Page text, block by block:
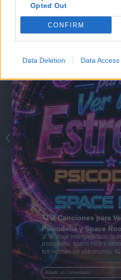
Opted Out
CONFIRM
Data Deletion Data Access
@musicapuntocom
Añadir un comentario ...
🪐🚀 Canciones para
Psicodelia y Space
🌌🚀 Viaje intergaláctico: la
psicodelia, space rock y
tus noches de astronomía.
al firmamento y siente la
esta colección para tu
✨⭐